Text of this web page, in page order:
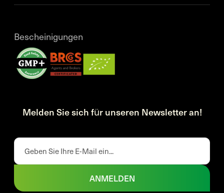
Bescheinigungen
Melden Sie sich für unseren Newsletter an!
ANMELDEN